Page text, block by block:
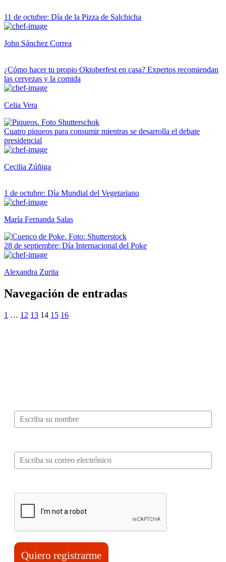
11 de octubre: Día de la Pizza de Salchicha
John Sánchez Correa
¿Cómo hacer tu propio Oktoberfest en casa? Expertos recomiendan
las cervezas y la comida
Celia Vera
Cuatro piqueos para consumir mientras se desarrolla el debate
presidencial
Cecilia Zúñiga
1 de octubre: Día Mundial del Vegetariano
María Fernanda Salas
28 de septiembre: Día Internacional del Poke
Alexandra Zurita
Navegación de entradas
1 … 12 13 14 15 16
Quiero registrarme